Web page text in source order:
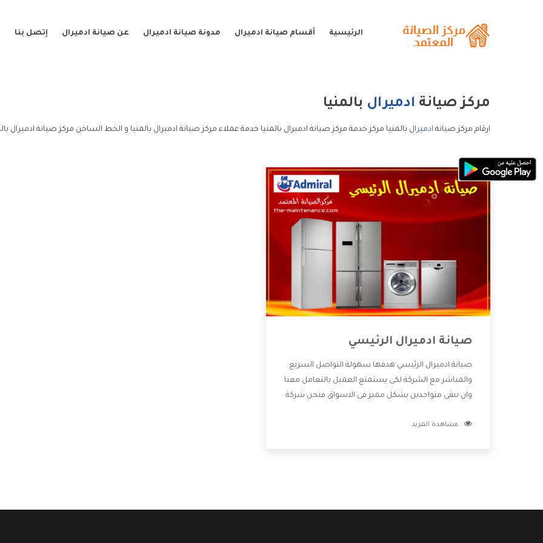
الرئيسية أقسام صيانة ادميرال مدونة صيانة ادميرال عن صيانة ادميرال إتصل بنا
مركز صيانة ادميرال بالمنيا
ارقام مركز صيانة ادميرال بالمنيا مركز خدمة مركز صيانة ادميرال بالمنيا خدمة عملاء مركز صيانة ادميرال بالمنيا و الخط الساخن مركز صيانة ادميرال
صيانة ادميرال الرئيسي
صيانة ادميرال الرئيسي هدفها سهولة التواصل السريع
والمباشر مع الشركة لكى يستمتع العميل بالتعامل معنا
وان نبقى متواجدين بشكل مميز فى الاسواق فنحن شركة
بالخدمات التى تنفرد الشركة بها والتى تكون منها خدمة
مشاهدة المزيد